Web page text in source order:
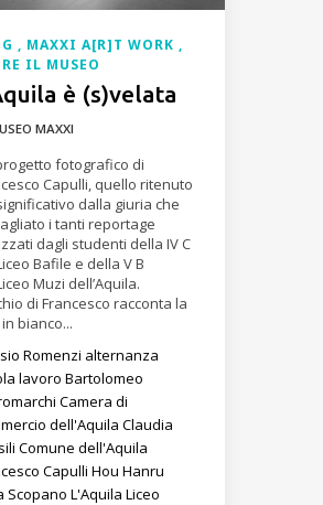
MAXXI A[R]T WORK
IL MUSEO
è (s)velata
MAXXI
fotografico di
Capulli, quello ritenuto
dalla giuria che
i tanti reportage
dagli studenti della IV C
Bafile e della V B
Muzi dell’Aquila.
di Francesco racconta la
bianco...
Romenzi alternanza
lavoro Bartolomeo
Camera di
dell'Aquila Claudia
Comune dell'Aquila
Capulli Hou Hanru
Scopano L'Aquila Liceo